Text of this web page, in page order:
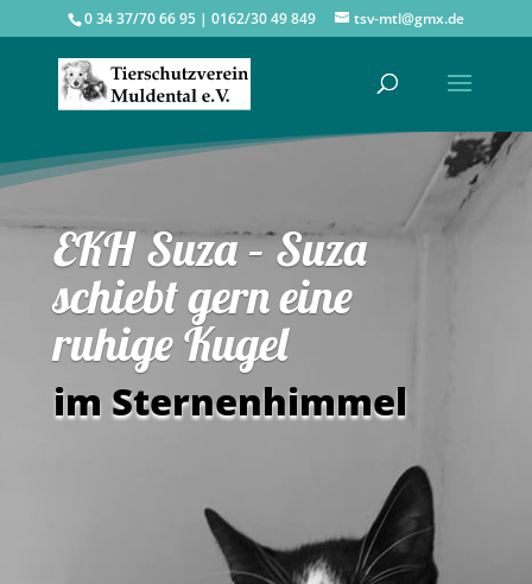
0 34 37/70 66 95 | 0162/30 49 849 tsv-mtl@gmx.de
EKH Suza – Suza
schiebt gern eine
ruhige Kugel
im Sternenhimmel